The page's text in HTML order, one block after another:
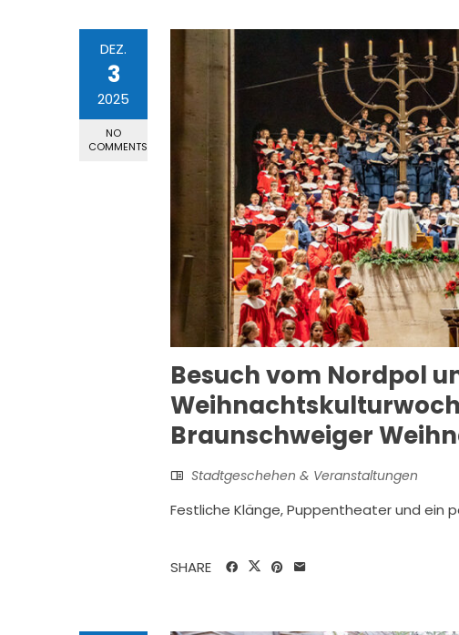
DEZ.
3
2025
NO
COMMENTS
Besuch vom Nordpol
Braunschweiger
Stadtgeschehen & Veranstaltungen
Festliche Klänge, Puppentheater und ein
SHARE